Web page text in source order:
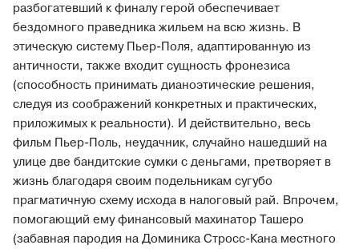
разбогатевший к финалу герой обеспечивает
бездомного праведника жильем на всю жизнь. В
этическую систему Пьер-Поля, адаптированную из
античности, также входит сущность фронезиса
(способность принимать дианоэтические решения,
следуя из соображений конкретных и практических,
приложимых к реальности). И действительно, весь
фильм Пьер-Поль, неудачник, случайно нашедший на
улице две бандитские сумки с деньгами, претворяет в
жизнь благодаря своим подельникам сугубо
прагматичную схему исхода в налоговый рай. Впрочем,
помогающий ему финансовый махинатор Ташеро
(забавная пародия на Доминика Стросс-Кана местного